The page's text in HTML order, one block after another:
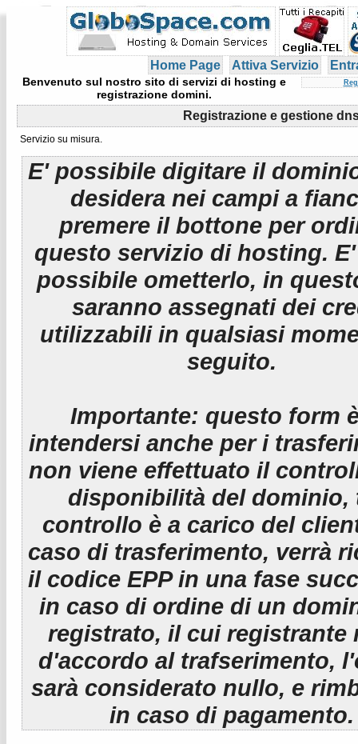
Home Page Attiva Servizio
Benvenuto sul nostro sito di servizi di hosting e
registrazione domini.
Registrazione e gestione
Servizio su misura.
E' possibile digitare il
desidera nei campi a
premere il bottone per
questo servizio di hosting.
possibile ometterlo, in
saranno assegnati dei
utilizzabili in qualsiasi
seguito.
Importante: questo form
intendersi anche per i
non viene effettuato il
disponibilità del dominio,
controllo è a carico del
caso di trasferimento, verrà
il codice EPP in una fase
in caso di ordine di un
registrato, il cui registrante
d'accordo al trafserimento,
sarà considerato nullo, e
in caso di pagamento.